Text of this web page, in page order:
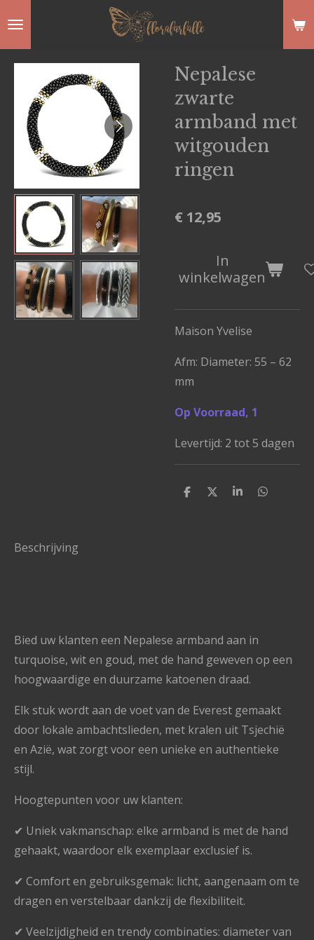
hoofdinhoud
Nepalese
zwarte
armband met
witgouden
ringen
€ 12,95
In
winkelwagen
Maison Yvelise
Afm: Diameter: 55 – 62
mm
Op Voorraad, 1
Levertijd: 2 tot 5 dagen
D
D
S
D
Beschrijving
Bied uw klanten een Nepalese armband aan in
turquoise, wit en goud, met de hand geweven op een
hoogwaardige en duurzame katoenen draad.
Elk stuk wordt aan de voet van de Everest gemaakt
door lokale ambachtslieden, met kralen uit Tsjechië
en Azië, wat zorgt voor een unieke en authentieke
stijl.
Hoogtepunten voor uw klanten:
✔ Uniek vakmanschap: elke armband is met de hand
gehaakt, waardoor elk exemplaar exclusief is.
✔ Comfort en gebruiksgemak: licht, aangenaam om te
dragen en verstelbaar dankzij de flexibiliteit.
✔ Veelzijdigheid en trendy combinaties: diameter van